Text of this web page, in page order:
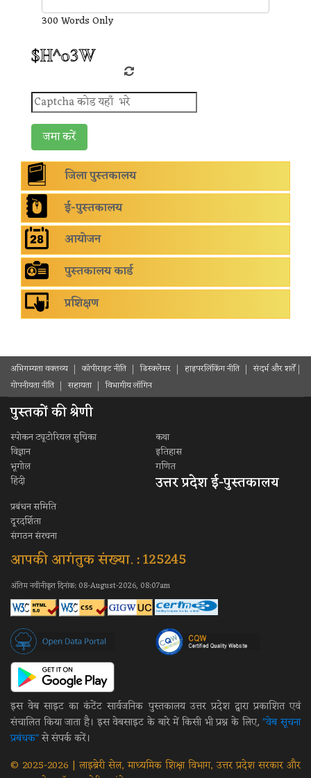
300 Words Only
जमा करें
जिला पुस्तकालय
ई-पुस्तकालय
आयोजन
पुस्तकालय कार्ड
प्रशिक्षण
अभिगम्यता वक्तव्य कॉपीराइट नीति डिस्क्लेमर हाइपरलिंकिंग नीति
संदर्भ और शर्ते
गोपनीयता नीति
सहायता विभागीय लॉगिन
पुस्तकों की श्रेणी
स्पोकन ट्यूटोरियल सुचिका
कथा
विज्ञान
इतिहास
भूगोल
गणित
हिंदी
उत्तर प्रदेश ई-पुस्तकालय
प्रबंधन समिति
दूरदर्शिता
संगठन संरचना
आपकी आगंतुक संख्या. : 125245
अंतिम नवीनीकृत दिनांक: 08-August-2026, 08:07am
इस वेब साइट का कंटेंट सार्वजनिक पुस्तकालय उत्तर प्रदेश द्वारा प्रकाशित एवं
संचालित किया जाता है। इस वेबसाइट के बारे में किसी भी प्रश्न के लिए,"वेब सूचना
प्रबंधक"से संपर्क करें।
© 2025-2026 | लाइब्रेरी सेल, माध्यमिक शिक्षा विभाग, उत्तर प्रदेश सरकार और